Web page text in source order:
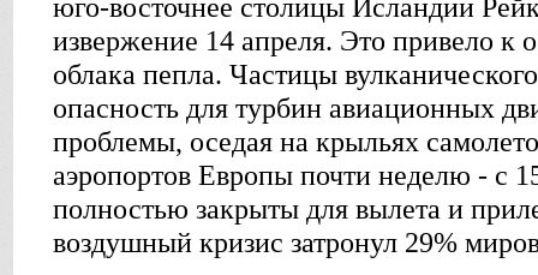
юго-восточнее столицы Исландии
извержение 14 апреля. Это привело к
облака пепла. Частицы
опасность для турбин авиационных
проблемы, оседая на крыльях
аэропортов Европы почти неделю - с
полностью закрыты для вылета и
воздушный кризис затронул 29%